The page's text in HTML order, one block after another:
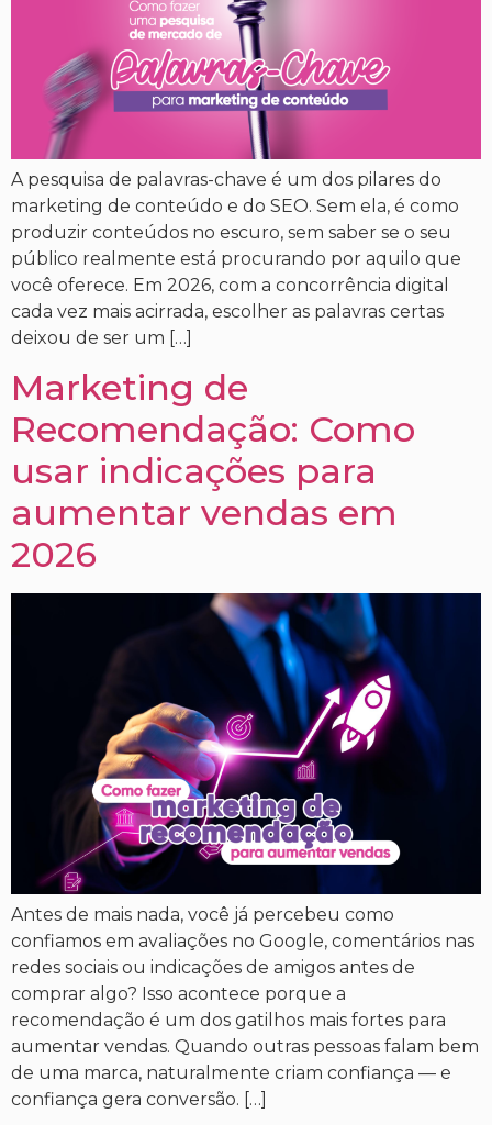
A pesquisa de palavras-chave é um dos pilares do
marketing de conteúdo e do SEO. Sem ela, é como
produzir conteúdos no escuro, sem saber se o seu
público realmente está procurando por aquilo que
você oferece. Em 2026, com a concorrência digital
cada vez mais acirrada, escolher as palavras certas
deixou de ser um […]
Marketing de
Recomendação: Como
usar indicações para
aumentar vendas em
2026
Antes de mais nada, você já percebeu como
confiamos em avaliações no Google, comentários nas
redes sociais ou indicações de amigos antes de
comprar algo? Isso acontece porque a
recomendação é um dos gatilhos mais fortes para
aumentar vendas. Quando outras pessoas falam bem
de uma marca, naturalmente criam confiança — e
confiança gera conversão. […]